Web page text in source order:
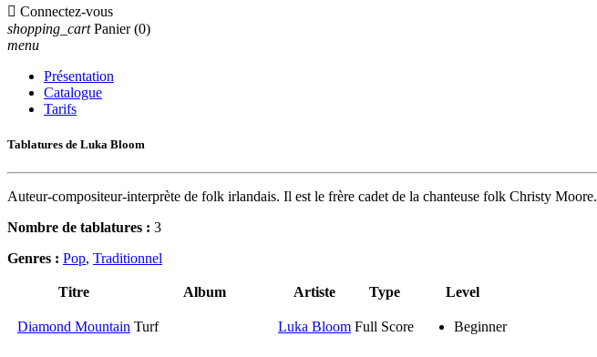
 Connectez-vous
shopping_cart Panier (0)
menu
Présentation
Catalogue
Tarifs
Tablatures de Luka Bloom
Auteur-compositeur-interprète de folk irlandais. Il est le frère cadet de la chanteuse folk Christy Moore.
Nombre de tablatures : 3
Genres : Pop, Traditionnel
Titre Album Artiste Type Level
Diamond Mountain Turf Luka Bloom Full Score Beginner